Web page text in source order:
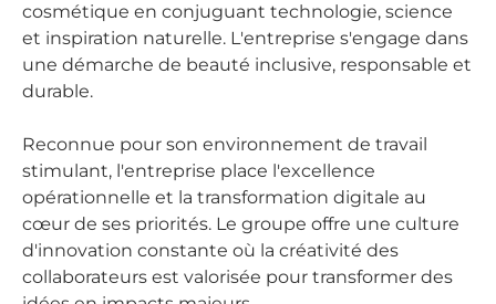
cosmétique en conjuguant technologie, science
et inspiration naturelle. L'entreprise s'engage dans
une démarche de beauté inclusive, responsable et
durable.
Reconnue pour son environnement de travail
stimulant, l'entreprise place l'excellence
opérationnelle et la transformation digitale au
cœur de ses priorités. Le groupe offre une culture
d'innovation constante où la créativité des
collaborateurs est valorisée pour transformer des